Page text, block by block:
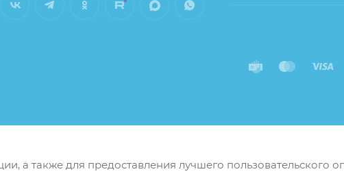
а также для предоставления лучшего пользовательского